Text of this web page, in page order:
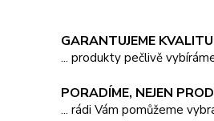
GARANTUJEME KVALITU
... produkty pečlivě
PORADÍME, NEJEN
... rádi Vám pomůžeme